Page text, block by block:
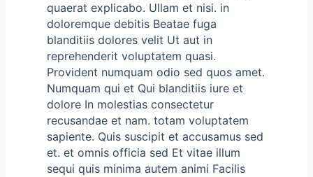
quaerat explicabo. Ullam et nisi. in
doloremque debitis Beatae fuga
blanditiis dolores velit Ut aut in
reprehenderit voluptatem quasi.
Provident numquam odio sed quos amet.
Numquam qui et Qui blanditiis iure et
dolore In molestias consectetur
recusandae et nam. totam voluptatem
sapiente. Quis suscipit et accusamus sed
et. et omnis officia sed Et vitae illum
sequi quis minima autem animi Facilis